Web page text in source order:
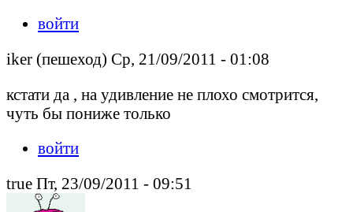
войти
iker (пешеход) Ср, 21/09/2011 - 01:08
кстати да , на удивление не плохо смотрится,
чуть бы пониже только
войти
true Пт, 23/09/2011 - 09:51